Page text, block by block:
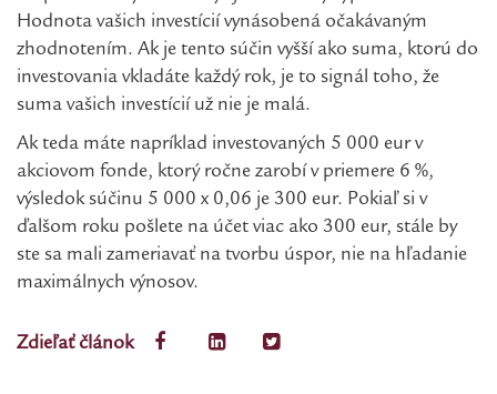
Hodnota vašich investícií vynásobená očakávaným
zhodnotením. Ak je tento súčin vyšší ako suma, ktorú do
investovania vkladáte každý rok, je to signál toho, že
suma vašich investícií už nie je malá.
Ak teda máte napríklad investovaných 5 000 eur v
akciovom fonde, ktorý ročne zarobí v priemere 6 %,
výsledok súčinu 5 000 x 0,06 je 300 eur. Pokiaľ si v
ďalšom roku pošlete na účet viac ako 300 eur, stále by
ste sa mali zameriavať na tvorbu úspor, nie na hľadanie
maximálnych výnosov.
Zdieľať článok